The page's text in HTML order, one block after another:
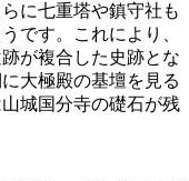
に七重塔や鎮守社も
です。これにより、
が複合した史跡とな
大極殿の基壇を見る
城国分寺の礎石が残